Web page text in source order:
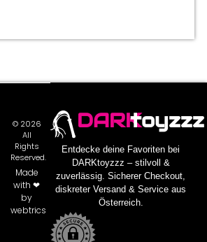
DARKtoyzzz
Entdecke deine Favoriten bei
DARKtoyzzz – stilvoll &
zuverlässig. Sicherer Checkout,
diskreter Versand & Service aus
Österreich.
© 2026
All
Rights
Reserved.
Made
with ❤
by
webtrics